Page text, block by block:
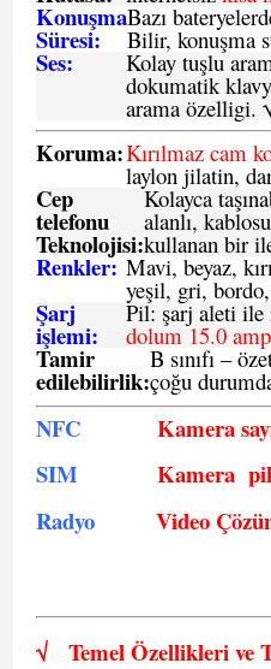
Konuşma
Süresi:
Bazı
Bilir, konuşma
Ses: Kolay tuşlu
dokumatik
arama özelligi.
Koruma:Kırılmaz cam
laylon jilatin,
Cep
telefonu
Teknolojisi:
Kolayca
alanlı,
kullanan bir
Renkler: Mavi, beyaz,
yeşil, gri,
Şarj
işlemi:
Pil: şarj aleti ile
dolum 15.0
Tamir
edilebilirlik:
B sınıfı –
çoğu
NFC Kamera
SIM
Kamera
Radyo
Video
√ Temel Özellikleri ve